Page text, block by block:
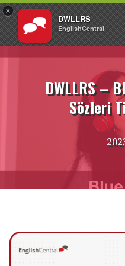
×
DWLLRS
EnglishCentral
İçeriğe
atla
DWLLRS –
Sözleri